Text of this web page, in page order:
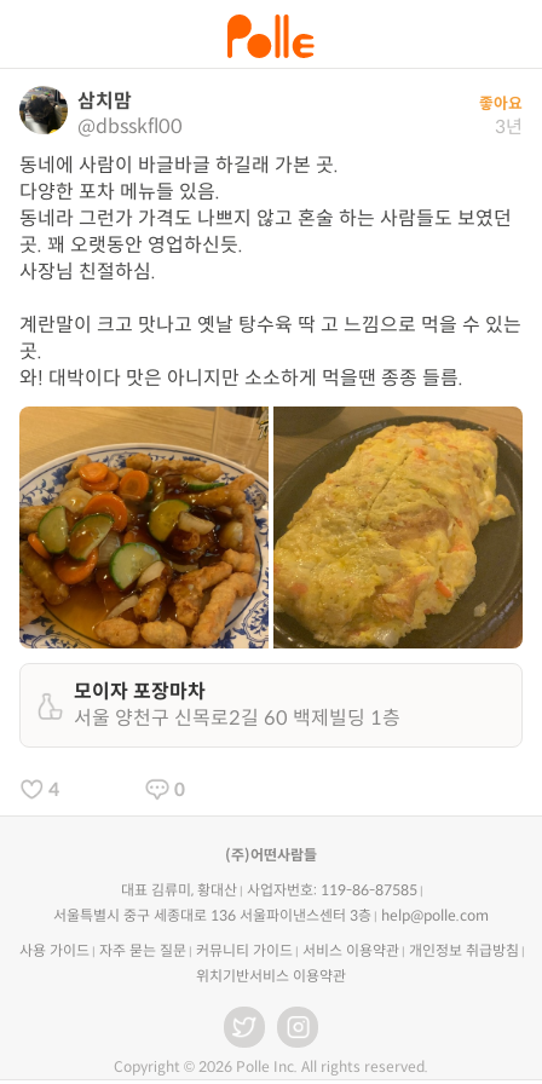
삼치맘
@dbsskfl00
좋아요
3년
동네에 사람이 바글바글 하길래 가본 곳.
다양한 포차 메뉴들 있음.
동네라 그런가 가격도 나쁘지 않고 혼술 하는 사람들도 보였던
곳. 꽤 오랫동안 영업하신듯.
사장님 친절하심.
계란말이 크고 맛나고 옛날 탕수육 딱 고 느낌으로 먹을 수 있는
곳.
와! 대박이다 맛은 아니지만 소소하게 먹을땐 종종 들름.
모이자 포장마차
서울 양천구 신목로2길 60 백제빌딩 1층
4 0
(주)어떤사람들
대표 김류미, 황대산
사업자번호: 119-86-87585
서울특별시 중구 세종대로 136 서울파이낸스센터 3층
help@polle.com
사용 가이드 자주 묻는 질문 커뮤니티 가이드 서비스 이용약관
개인정보 취급방침
위치기반서비스 이용약관
Copyright © 2026 Polle Inc. All rights reserved.